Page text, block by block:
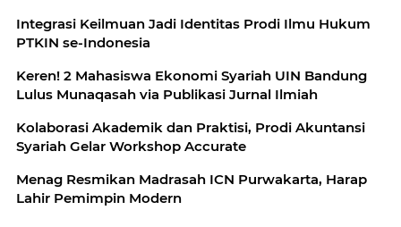
Integrasi Keilmuan Jadi Identitas Prodi Ilmu Hukum
PTKIN se-Indonesia
Keren! 2 Mahasiswa Ekonomi Syariah UIN Bandung
Lulus Munaqasah via Publikasi Jurnal Ilmiah
Kolaborasi Akademik dan Praktisi, Prodi Akuntansi
Syariah Gelar Workshop Accurate
Menag Resmikan Madrasah ICN Purwakarta, Harap
Lahir Pemimpin Modern